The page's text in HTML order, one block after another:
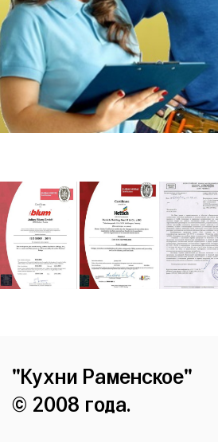
"Кухни Раменское"
© 2008 года.